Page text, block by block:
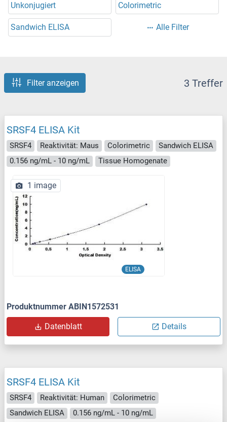
Unkonjugiert Colorimetric
Sandwich ELISA Alle Filter
Filter anzeigen 3 Treffer
SRSF4 ELISA Kit
SRSF4 Reaktivität: Maus Colorimetric
Sandwich ELISA
0.156 ng/mL - 10 ng/mL
Tissue Homogenate
ELISA
1 image
Produktnummer ABIN1572531
Datenblatt Details
SRSF4 ELISA Kit
SRSF4 Reaktivität: Human
Colorimetric
Sandwich ELISA
0.156 ng/mL - 10 ng/mL